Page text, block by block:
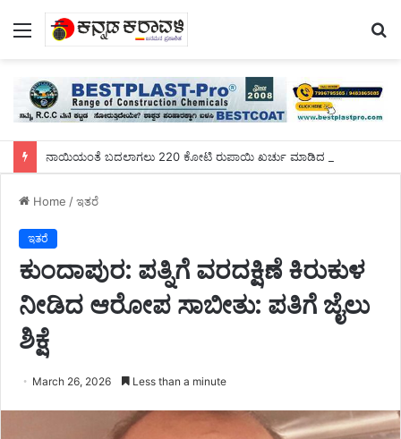
Menu
ನಾಯಿಯಂತೆ ಬದಲಾಗಲು 220 ಕೋಟಿ ರುಪಾಯಿ ಖರ್ಚು ಮಾಡಿದ ಯುವಕ!
Home /ಇತರೆ
ಇತರೆ
ಕುಂದಾಪುರ: ಪತ್ನಿಗೆ ವರದಕ್ಷಿಣೆ ಕಿರುಕುಳ
ನೀಡಿದ ಆರೋಪ ಸಾಬೀತು: ಪತಿಗೆ ಜೈಲು
ಶಿಕ್ಷೆ
March 26, 2026 Less than a minute